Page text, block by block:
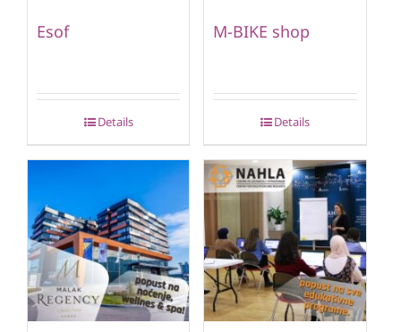
Esof
Details
M-BIKE shop
Details